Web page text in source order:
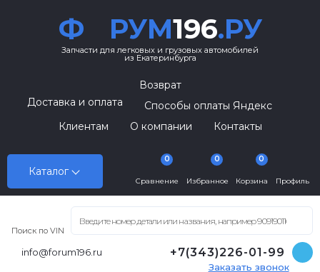
Ф РУМ196.РУ
Запчасти для легковых и грузовых автомобилей
из Екатеринбурга
Каталог
Возврат
Доставка и оплата
Способы оплаты Яндекс
Клиентам
О компании Контакты
Сравнение
0
Избранное
0
Корзина
0
Профиль
Поиск по VIN
info@forum196.ru +7(343)226-01-99
Заказать звонок